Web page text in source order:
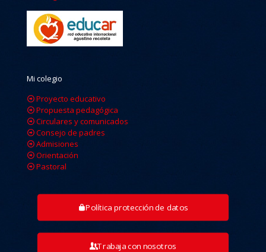
Mi colegio
Proyecto educativo
Propuesta pedagógica
Circulares y comunicados
Consejo de padres
Admisiones
Orientación
Pastoral
Política protección de datos
Trabaja con nosotros